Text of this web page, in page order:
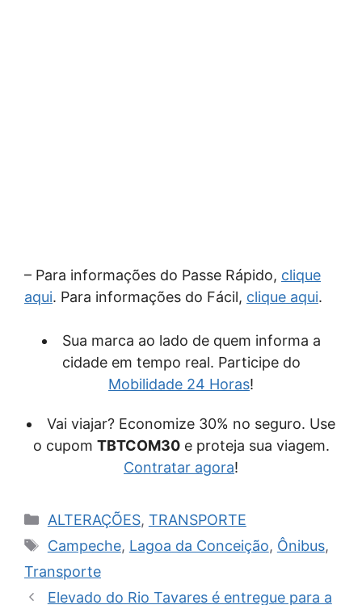
– Para informações do Passe Rápido, clique
aqui. Para informações do Fácil, clique aqui.
Sua marca ao lado de quem informa a
cidade em tempo real. Participe do
Mobilidade 24 Horas!
Vai viajar? Economize 30% no seguro. Use
o cupom TBTCOM30e proteja sua viagem.
Contratar agora!
Categorias
ALTERAÇÕES, TRANSPORTE
Tags
Campeche, Lagoa da Conceição, Ônibus,
Transporte
Elevado do Rio Tavares é entregue para a